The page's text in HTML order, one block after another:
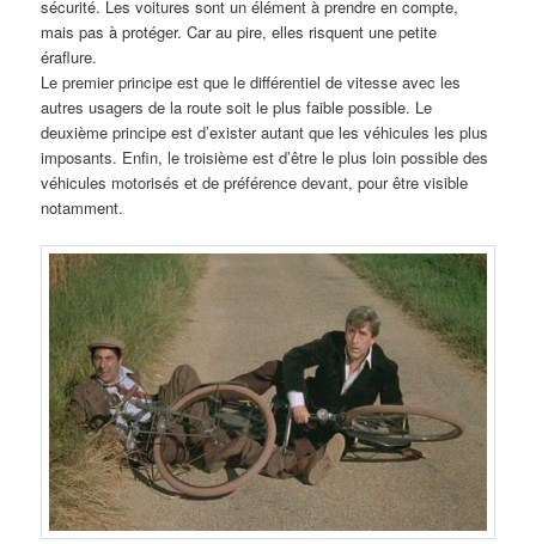
sécurité. Les voitures sont un élément à prendre en compte,
mais pas à protéger. Car au pire, elles risquent une petite
éraflure.
Le premier principe est que le différentiel de vitesse avec les
autres usagers de la route soit le plus faible possible. Le
deuxième principe est d’exister autant que les véhicules les plus
imposants. Enfin, le troisième est d’être le plus loin possible des
véhicules motorisés et de préférence devant, pour être visible
notamment.